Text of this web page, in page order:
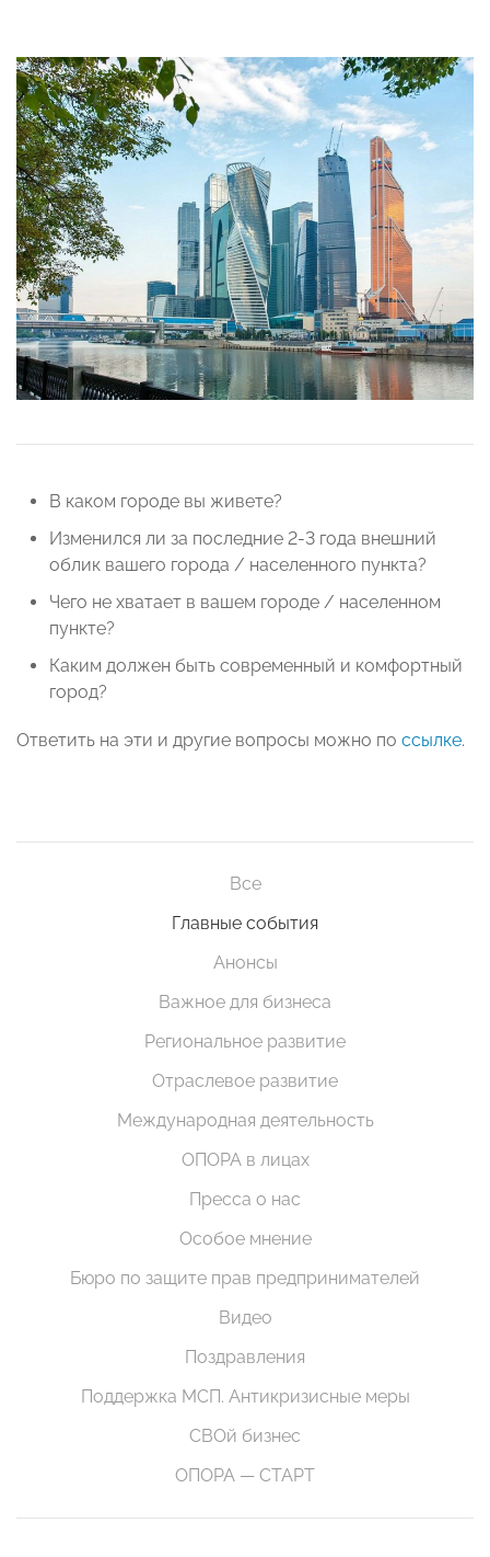
В каком городе вы живете?
Изменился ли за последние 2-3 года внешний
облик вашего города / населенного пункта?
Чего не хватает в вашем городе / населенном
пункте?
Каким должен быть современный и комфортный
город?
Ответить на эти и другие вопросы можно по ссылке.
Все
Главные события
Анонсы
Важное для бизнеса
Региональное развитие
Отраслевое развитие
Международная деятельность
ОПОРА в лицах
Пресса о нас
Особое мнение
Бюро по защите прав предпринимателей
Видео
Поздравления
Поддержка МСП. Антикризисные меры
СВОй бизнес
ОПОРА — СТАРТ